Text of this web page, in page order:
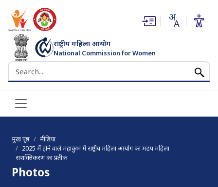
राष्ट्रीय महिला आयोग
National Commission for Women
भारत सरकार
Search the NCW website
(opens in new window)
(opens in new window)
मुख पृष्ठ
मीडिया
2025 में होने वाले महाकुंभ में राष्ट्रीय महिला आयोग का मंडप महिला
सशक्तिकरण का प्रतीक
Photos